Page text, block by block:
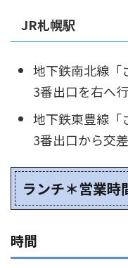
JR札幌駅
地下鉄南北線「
3番出口を右へ
地下鉄東豊線「
3番出口から交
ランチ＊営業時
時間